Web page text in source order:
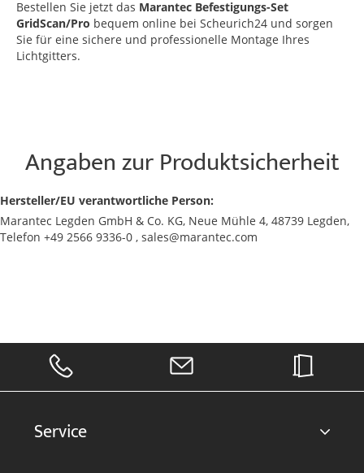
Bestellen Sie jetzt das Marantec Befestigungs-Set
GridScan/Pro bequem online bei Scheurich24 und sorgen
Sie für eine sichere und professionelle Montage Ihres
Lichtgitters.
Angaben zur Produktsicherheit
Hersteller/EU verantwortliche Person:
Marantec Legden GmbH & Co. KG, Neue Mühle 4, 48739 Legden,
Telefon +49 2566 9336-0 , sales@marantec.com
Service